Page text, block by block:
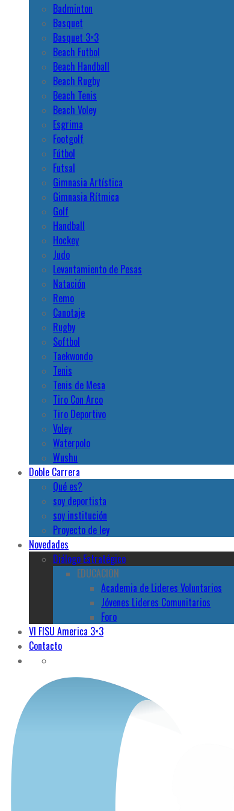
Badminton
Basquet
Basquet 3×3
Beach Futbol
Beach Handball
Beach Rugby
Beach Tenis
Beach Voley
Esgrima
Footgolf
Fútbol
Futsal
Gimnasia Artística
Gimnasia Rítmica
Golf
Handball
Hockey
Judo
Levantamiento de Pesas
Natación
Remo
Canotaje
Rugby
Softbol
Taekwondo
Tenis
Tenis de Mesa
Tiro Con Arco
Tiro Deportivo
Voley
Waterpolo
Wushu
Doble Carrera
Qué es?
soy deportista
soy institución
Proyecto de ley
Novedades
Diálogo Estratégico
EDUCACION
Academia de Lideres Voluntarios
Jóvenes Lideres Comunitarios
Foro
VI FISU America 3×3
Contacto